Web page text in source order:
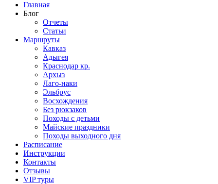
Главная
Блог
Отчеты
Статьи
Маршруты
Кавказ
Адыгея
Краснодар кр.
Архыз
Лаго-наки
Эльбрус
Восхождения
Без рюкзаков
Походы с детьми
Майские праздники
Походы выходного дня
Расписание
Инструкции
Контакты
Отзывы
VIP туры